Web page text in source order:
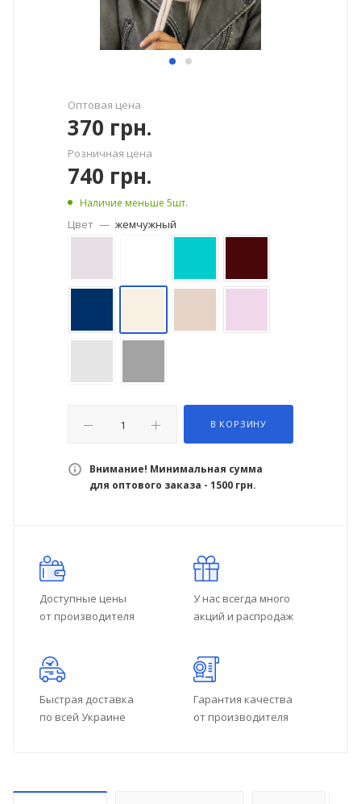
Оптовая цена
370 грн.
Розничная цена
740 грн.
Наличие меньше 5шт.
Цвет — жемчужный
В КОРЗИНУ
Внимание! Минимальная сумма
для оптового заказа - 1500 грн.
Доступные цены
от производителя
У нас всегда много
акций и распродаж
Быстрая доставка
по всей Украине
Гарантия качества
от производителя